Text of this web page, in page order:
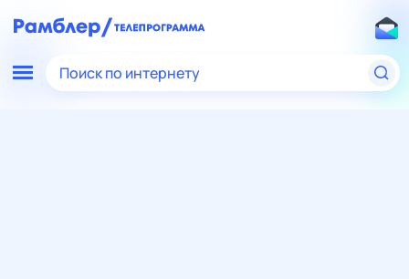
Поиск по интернету